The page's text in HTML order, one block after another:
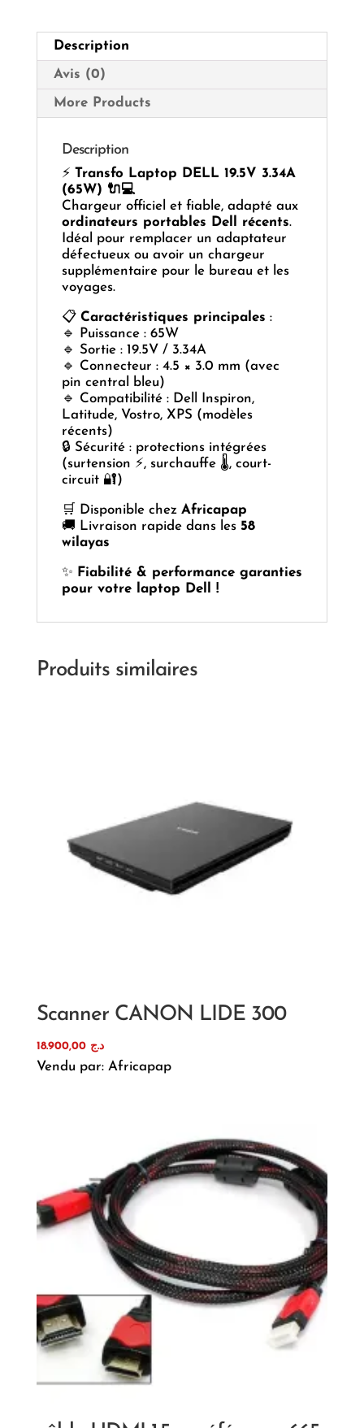
mm)
Description
Avis (0)
More Products
Description
⚡ Transfo Laptop DELL 19.5V 3.34A
(65W) 🔌💻
Chargeur officiel et fiable, adapté aux
ordinateurs portables Dell récents.
Idéal pour remplacer un adaptateur
défectueux ou avoir un chargeur
supplémentaire pour le bureau et les
voyages.
📋 Caractéristiques principales :
🔹 Puissance : 65W
🔹 Sortie : 19.5V / 3.34A
🔹 Connecteur : 4.5 × 3.0 mm (avec
pin central bleu)
🔹 Compatibilité : Dell Inspiron,
Latitude, Vostro, XPS (modèles
récents)
🔒 Sécurité : protections intégrées
(surtension ⚡, surchauffe 🌡️, court-
circuit 🔐)
🛒 Disponible chez Africapap
🚚 Livraison rapide dans les 58
wilayas
✨ Fiabilité & performance garanties
pour votre laptop Dell !
Produits similaires
Scanner CANON LIDE 300
د.ج 18.900,00
Vendu par: Africapap